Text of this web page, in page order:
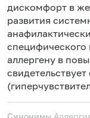
дискомфорт в
развития
аллергену в
Синонимы